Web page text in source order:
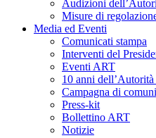
Audizioni
Misure di
Media ed Eventi
Comunicati stampa
Interventi del
Eventi ART
10 anni
Campagna di
Press-kit
Bollettino ART
Notizie